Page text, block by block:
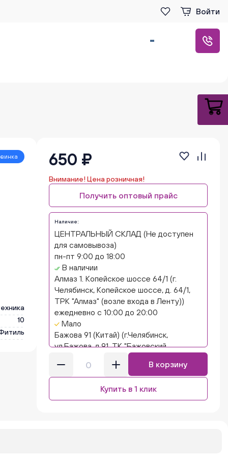
Войти
10
650 ₽
Внимание! Цена розничная!
Получить оптовый прайс
Наличие:
ЦЕНТРАЛЬНЫЙ СКЛАД (Не доступен
для самовывоза)
пн-пт 9:00 до 18:00
В наличии
Алмаз 1. Копейское шоссе 64/1 (г.
Челябинск, Копейское шоссе, д. 64/1,
ТРК "Алмаз" (возле входа в Ленту))
ежедневно с 10:00 до 20:00
Мало
Бажова 91 (Китай) (г.Челябинск,
ул.Бажова, д.91, ТК "Бажовский,
островок "Кисло-сладкий Ниндзя")
ежедневно с 10:00 до 20:00
Нет в наличии
Бажова 91 Цветы (г. Челябинск,
ул.Бажова, д91/1 (на парковке))
В корзину
Купить в 1 клик